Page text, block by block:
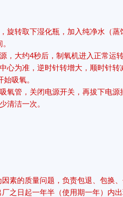
旋转取下湿化瓶，加入纯净水（蒸
，大约4秒后，制氧机进入正常运转
心为准，逆时针转增大，顺时针
吸氧。
氧管，关闭电源开关，再拔下电源
清洁一次。
素的质量问题，负责包退、包换、
之日起一年半（使用期一年）内出